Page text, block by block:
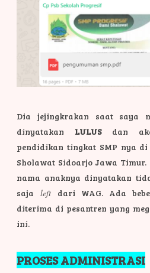
Dia jejingkrakan saat saya
dinyatakan LULUSdan
pendidikan tingkat SMP nya
Sholawat Sidoarjo Jawa
nama anaknya dinyatakan
saja left dari WAG. Ada
diterima di pesantren yang
ini.
PROSES ADMINISTRASI